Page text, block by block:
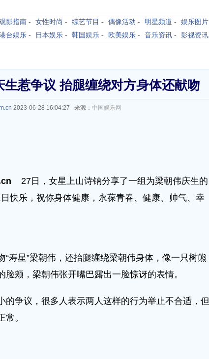
影指南 - 女性时尚 - 综艺节目 - 偶像活动 - 明星频道 - 娱乐图片
台娱乐 - 日本娱乐 - 韩国娱乐 - 欧美娱乐 - 音乐资讯 - 影视资讯
惹争议 抬腿缠绕对方身体还献吻
2023-06-28 16:04:27 来源： 中国娱乐网
27日，女星上山诗钠分享了一组为梁朝伟庆生的
快乐，祝你身体健康，永葆青春、健康、帅气、幸
星”梁朝伟，还抬腿缠绕梁朝伟身体，像一只树熊
颊，梁朝伟张开嘴巴露出一脸惊讶的表情。
争议，很多人表示两人这样的行为举止不合适，但
。